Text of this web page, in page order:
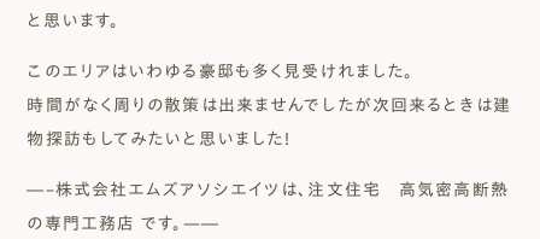
と思います。
このエリアはいわゆる豪邸も多く見受けれました。
時間がなく周りの散策は出来ませんでしたが次回来るときは建
物探訪もしてみたいと思いました！
―–株式会社エムズアソシエイツは、注文住宅 高気密高断熱
の専門工務店 です。—―